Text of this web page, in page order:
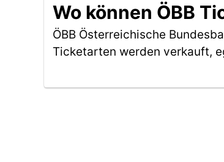
Wo können ÖBB
ÖBB Österreichische
Ticketarten werden verkauft,